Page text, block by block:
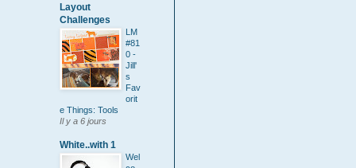
Layout
Challenges
LM
#81
0 -
Jill'
s
Fav
orit
e Things: Tools
Il y a 6 jours
White..with 1
Wel